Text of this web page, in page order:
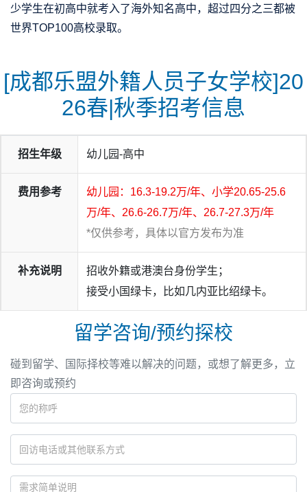
少学生在初高中就考入了海外知名高中，超过四分之三都被
世界TOP100高校录取。
[成都‌乐盟外籍人员子女学校]20
26春|秋季招考信息
招生年级 幼儿园-高中
费用参考
幼儿园：16.3-19.2万/年、小学20.65-25.6
万/年、26.6-26.7万/年、26.7-27.3万/年
*仅供参考，具体以官方发布为准
补充说明
招收外籍或港澳台身份学生；
接受小国绿卡，比如几内亚比绍绿卡‌。
留学咨询/预约探校
碰到留学、国际择校等难以解决的问题，或想了解更多，立
即咨询或预约